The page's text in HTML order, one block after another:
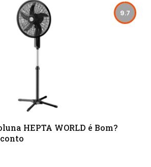
9.7
HEPTA WORLD é Bom?